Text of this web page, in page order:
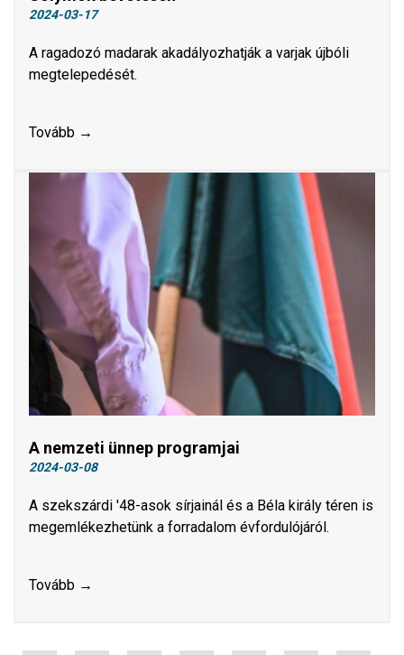
2024-03-17
A ragadozó madarak akadályozhatják a varjak újbóli
megtelepedését.
Tovább →
A nemzeti ünnep programjai
2024-03-08
A szekszárdi '48-asok sírjainál és a Béla király téren is
megemlékezhetünk a forradalom évfordulójáról.
Tovább →